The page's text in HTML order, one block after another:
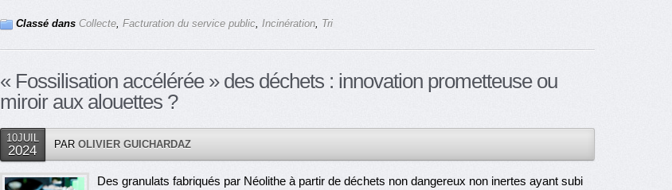
Classé dans Collecte, Facturation du service public, Incinération, Tri
« Fossilisation accélérée » des déchets : innovation prometteuse ou
miroir aux alouettes ?
10JUIL
2024 PAR OLIVIER GUICHARDAZ
Des granulats fabriqués par Néolithe à partir de déchets non dangereux non inertes ayant subi